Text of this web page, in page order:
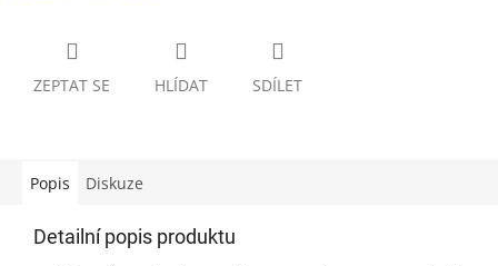
ZEPTAT SE HLÍDAT SDÍLET
Popis Diskuze
Detailní popis produktu